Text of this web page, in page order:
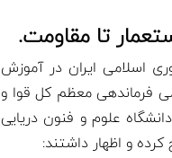
تا مقاومت.
اسلامی ایران در آموزش
فرماندهی معظم کل قوا و
علوم و فنون دریایی
و اظهار داشتند: